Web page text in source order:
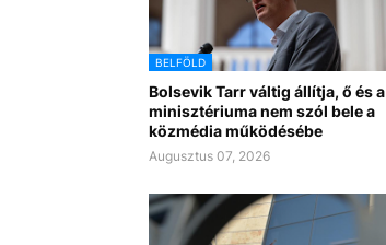
BELFÖLD
Bolsevik Tarr váltig állítja, ő és a
minisztériuma nem szól bele a
közmédia működésébe
Augusztus 07, 2026